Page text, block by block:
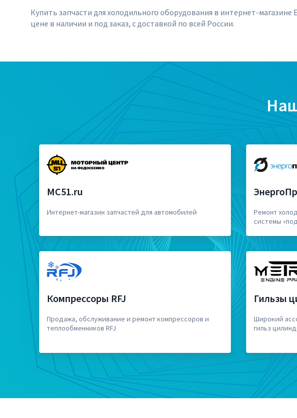
Купить запчасти для холодильного оборудования в интернет-
цене в наличии и под заказ, с доставкой по всей России.
MC51.ru
Интернет-магазин запчастей для автомобилей
Ремонт
системы
Компрессоры RFJ
Продажа, обслуживание и ремонт компрессоров и
теплообменников RFJ
Гильзы
Широкий
гильз